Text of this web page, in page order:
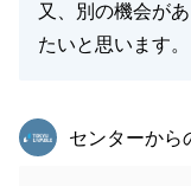
又、別の機会が
たいと思います。
東急リバブル
センターから